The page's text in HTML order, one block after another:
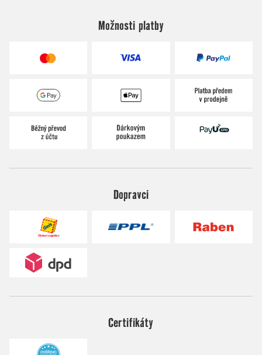
Možnosti platby
Dopravci
Certifikáty